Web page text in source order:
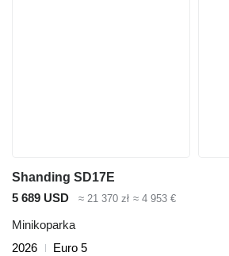
Shanding SD17E
5 689 USD
≈ 21 370 zł ≈ 4 953 €
Minikoparka
2026
Euro 5